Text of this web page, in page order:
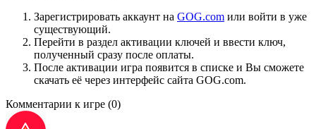
Зарегистрировать аккаунт на GOG.com или войти в уже
существующий.
Перейти в раздел активации ключей и ввести ключ,
полученный сразу после оплаты.
После активации игра появится в списке и Вы сможете
скачать её через интерфейс сайта GOG.com.
Комментарии к игре (0)